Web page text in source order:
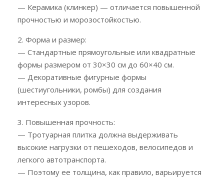
— Керамика (клинкер) — отличается повышенной
прочностью и морозостойкостью.
2. Форма и размер:
— Стандартные прямоугольные или квадратные
формы размером от 30×30 см до 60×40 см.
— Декоративные фигурные формы
(шестиугольники, ромбы) для создания
интересных узоров.
3. Повышенная прочность:
— Тротуарная плитка должна выдерживать
высокие нагрузки от пешеходов, велосипедов и
легкого автотранспорта.
— Поэтому ее толщина, как правило, варьируется